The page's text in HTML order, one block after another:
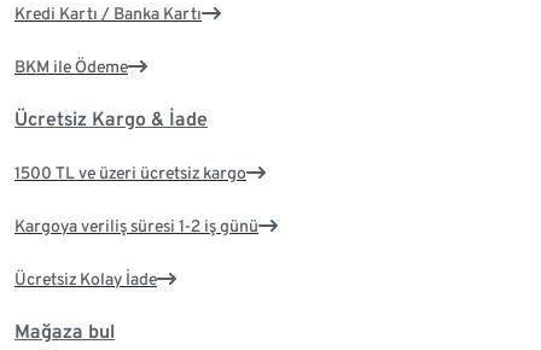
Kredi Kartı / Banka Kartı
BKM ile Ödeme
Ücretsiz Kargo & İade
1500 TL ve üzeri ücretsiz kargo
Kargoya veriliş süresi 1-2 iş günü
Ücretsiz Kolay İade
Mağaza bul